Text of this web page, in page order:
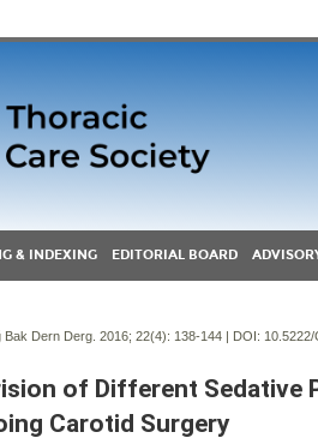
& INDEXING EDITORIAL BOARD
Bak Dern Derg. 2016; 22(4): 138-144 | DOI:
of Different
Carotid Surgery